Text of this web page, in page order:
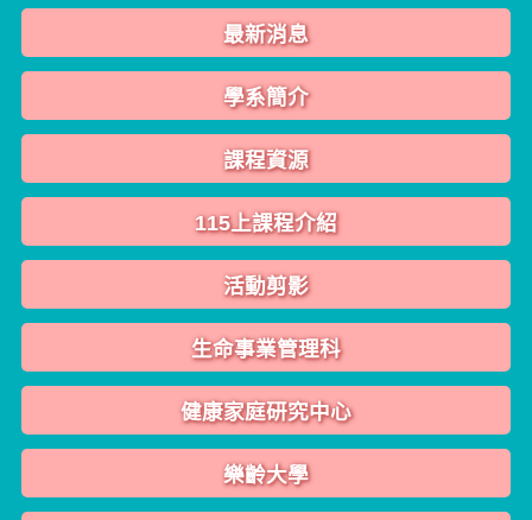
最新消息
學系簡介
課程資源
115上課程介紹
活動剪影
生命事業管理科
健康家庭研究中心
樂齡大學